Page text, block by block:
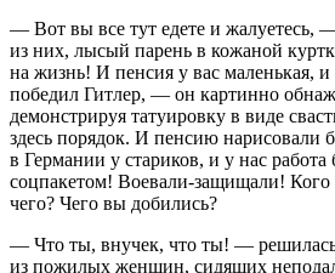
— Вот вы все тут едете и жалуетесь,
из них, лысый парень в кожаной
на жизнь! И пенсия у вас маленькая,
победил Гитлер, — он картинно
демонстрируя татуировку в виде
здесь порядок. И пенсию нарисовали
в Германии у стариков, и у нас
соцпакетом! Воевали-защищали!
чего? Чего вы добились?
— Что ты, внучек, что ты! — решилась
из пожилых женщин, сидящих